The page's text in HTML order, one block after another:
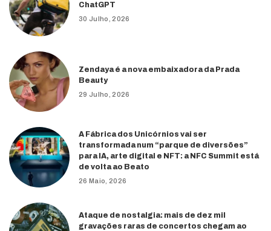
ChatGPT
30 Julho, 2026
Zendaya é a nova embaixadora da Prada
Beauty
29 Julho, 2026
A Fábrica dos Unicórnios vai ser
transformada num “parque de diversões”
para IA, arte digital e NFT: a NFC Summit está
de volta ao Beato
26 Maio, 2026
Ataque de nostalgia: mais de dez mil
gravações raras de concertos chegam ao